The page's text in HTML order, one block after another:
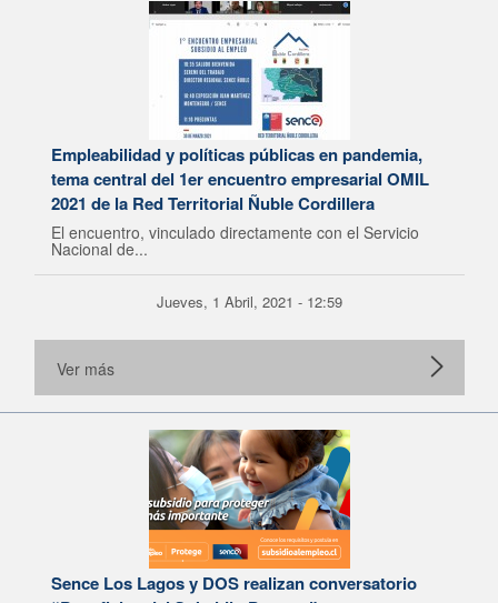
Empleabilidad y políticas públicas en pandemia,
tema central del 1er encuentro empresarial OMIL
2021 de la Red Territorial Ñuble Cordillera
El encuentro, vinculado directamente con el Servicio
Nacional de...
Jueves, 1 Abril, 2021 - 12:59
Ver más
Sence Los Lagos y DOS realizan conversatorio